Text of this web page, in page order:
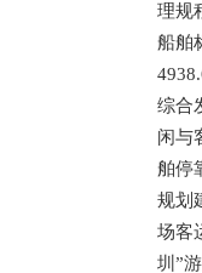
理规
船舶
综合
闲与
舶停
规划
场客
圳”